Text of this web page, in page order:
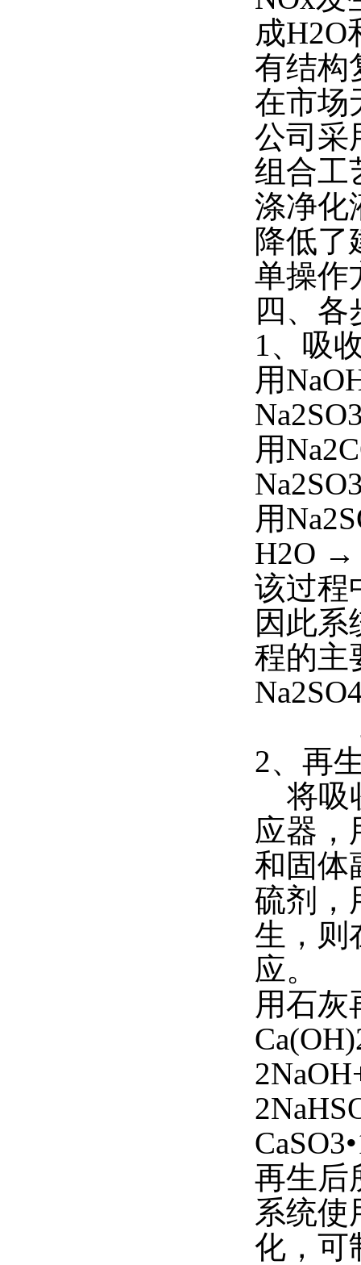
成H2O
有结构
在市场
公司采
组合工
涤净化
降低了
单操作
四、
1、吸
用
用
用
H2O →
该过程
因此
程的主
2、再
将吸
应器，
和固体
硫剂，
生，则
应。
用石灰
再生后
系统使
化，可